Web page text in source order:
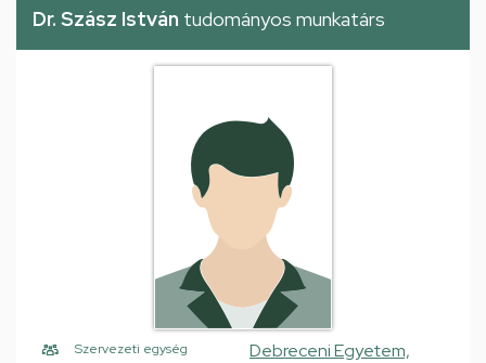
Dr. Szász István tudományos munkatárs
Szervezeti egység
Debreceni Egyetem,